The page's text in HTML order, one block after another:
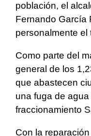
población, el
Fernando García
personalmente el
Como parte del
general de los
que abastecen
una fuga de
fraccionamiento
Con la